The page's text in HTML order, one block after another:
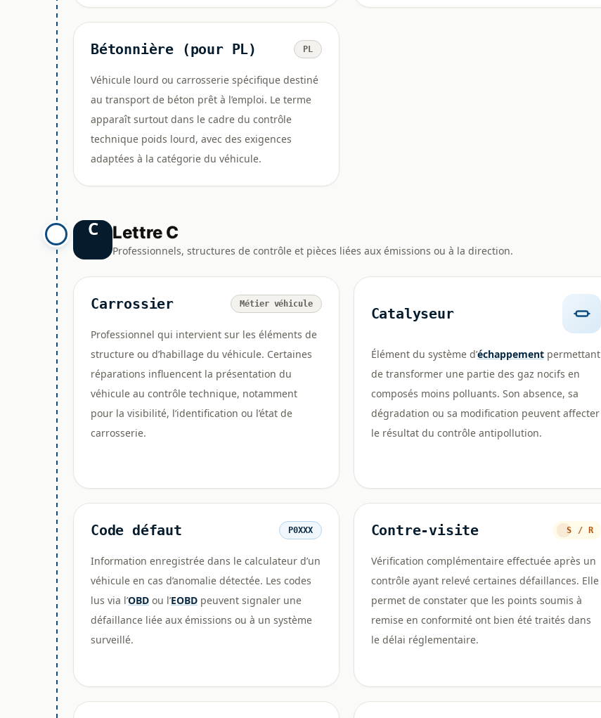
Bétonnière (pour PL) PL
Véhicule lourd ou carrosserie spécifique destiné
au transport de béton prêt à l’emploi. Le terme
apparaît surtout dans le cadre du contrôle
technique poids lourd, avec des exigences
adaptées à la catégorie du véhicule.
C Lettre C
Professionnels, structures de contrôle et pièces liées aux émissions ou à la direction.
Carrossier Métier véhicule
Professionnel qui intervient sur les éléments de
structure ou d’habillage du véhicule. Certaines
réparations influencent la présentation du
véhicule au contrôle technique, notamment
pour la visibilité, l’identification ou l’état de
carrosserie.
Catalyseur
Élément du système d’échappementpermettant
de transformer une partie des gaz nocifs en
composés moins polluants. Son absence, sa
dégradation ou sa modification peuvent affecter
le résultat du contrôle antipollution.
Code défaut P0XXX
Information enregistrée dans le calculateur d’un
véhicule en cas d’anomalie détectée. Les codes
lus via l’OBD ou l’EOBD peuvent signaler une
défaillance liée aux émissions ou à un système
surveillé.
Contre-visite S / R
Vérification complémentaire effectuée après un
contrôle ayant relevé certaines défaillances. Elle
permet de constater que les points soumis à
remise en conformité ont bien été traités dans
le délai réglementaire.